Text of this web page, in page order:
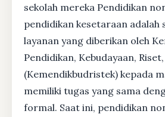
sekolah mereka Pendidikan
pendidikan kesetaraan adalah
layanan yang diberikan oleh
Pendidikan, Kebudayaan,
(Kemendikbudristek) kepada
memiliki tugas yang sama
formal. Saat ini, pendidikan